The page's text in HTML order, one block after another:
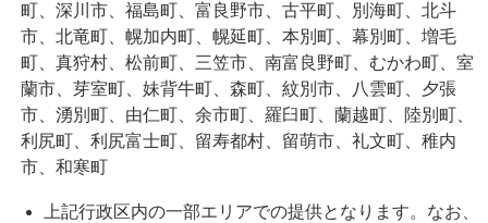
町、深川市、福島町、富良野市、古平町、別海町、北斗
市、北竜町、幌加内町、幌延町、本別町、幕別町、増毛
町、真狩村、松前町、三笠市、南富良野町、むかわ町、室
蘭市、芽室町、妹背牛町、森町、紋別市、八雲町、夕張
市、湧別町、由仁町、余市町、羅臼町、蘭越町、陸別町、
利尻町、利尻富士町、留寿都村、留萌市、礼文町、稚内
市、和寒町
上記行政区内の一部エリアでの提供となります。なお、